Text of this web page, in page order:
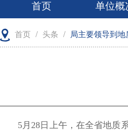
首页 单位概
首页 / 头条 / 局主要领导到
5月28日上午，在全省地质